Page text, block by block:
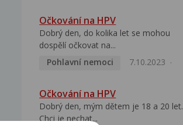
Očkování na HPV
Dobrý den, do kolika let se mohou
dospělí očkovat na...
Pohlavní nemoci
7.10.2023
Očkování na HPV
Dobrý den, mým dětem je 18 a 20 let.
Chci je nechat...